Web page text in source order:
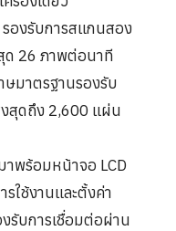
รองรับการสแกนสอง
ด 26 ภาพต่อนาที
ษมาตรฐานรองรับ
สุดถึง 2,600 แผ่น
าพร้อมหน้าจอ LCD
ใช้งานและตั้งค่า
งรับการเชื่อมต่อผ่าน